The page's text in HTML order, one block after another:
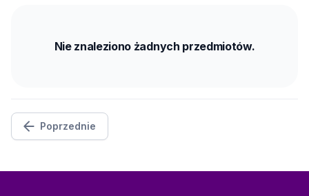
Nie znaleziono żadnych przedmiotów.
Poprzednie